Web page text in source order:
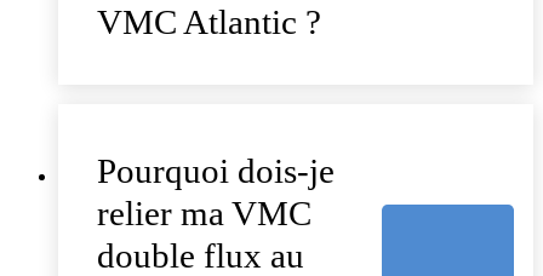
VMC Atlantic ?
Pourquoi dois-je
relier ma VMC
double flux au